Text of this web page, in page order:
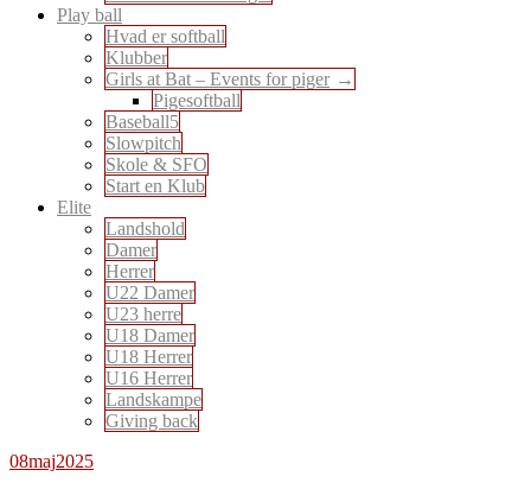
Play ball
Hvad er softball
Klubber
Girls at Bat – Events for piger
Pigesoftball
Baseball5
Slowpitch
Skole & SFO
Start en Klub
Elite
Landshold
Damer
Herrer
U22 Damer
U23 herre
U18 Damer
U18 Herrer
U16 Herrer
Landskampe
Giving back
08maj2025